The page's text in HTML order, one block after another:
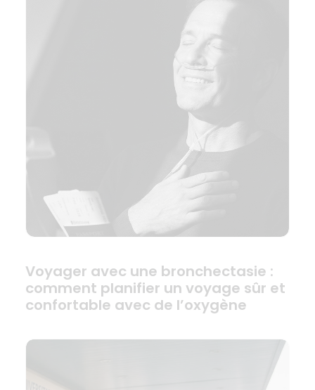
Voyager avec une bronchectasie :
comment planifier un voyage sûr et
confortable avec de l’oxygène